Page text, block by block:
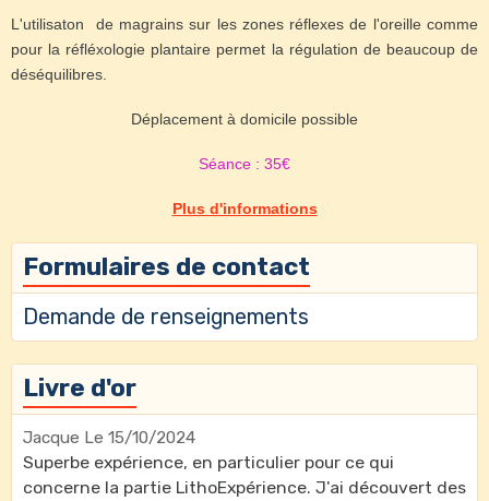
L'utilisaton de magrains sur les zones réflexes de l'oreille comme
pour la réfléxologie plantaire permet la régulation de beaucoup de
déséquilibres.
Déplacement à domicile possible
Séance : 35€
Plus d'informations
Formulaires de contact
Demande de renseignements
Livre d'or
Jacque Le 15/10/2024
Superbe expérience, en particulier pour ce qui
concerne la partie LithoExpérience. J'ai découvert des